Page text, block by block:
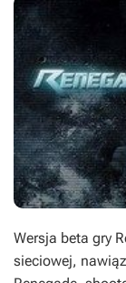
Wersja beta gry
sieciowej,